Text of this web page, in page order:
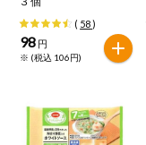
ペット
先着限定企画
スマート・ワ
ン注文
( 58)
98 円
※ (税込 106円)